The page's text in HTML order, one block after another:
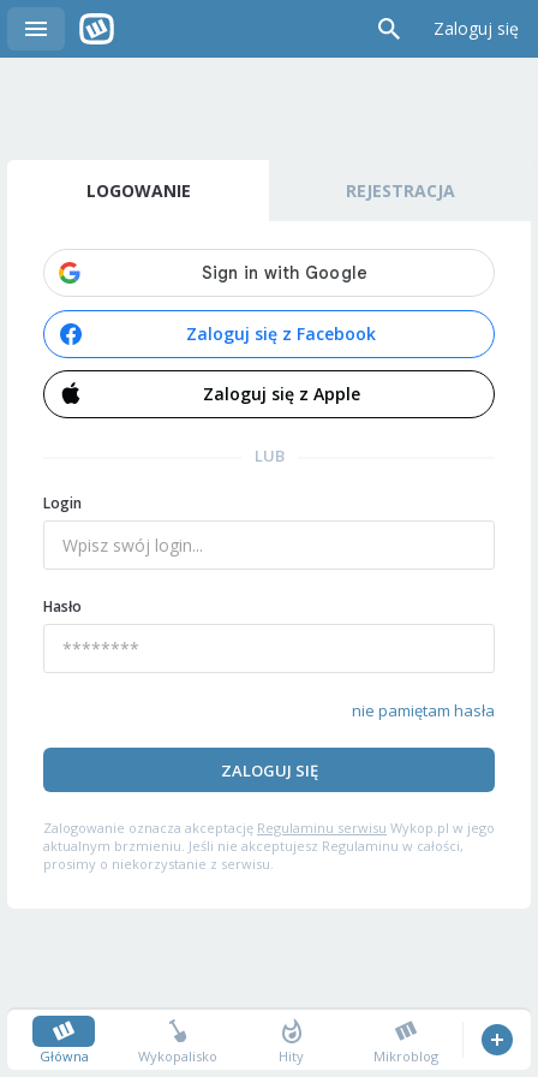
Zaloguj się
LOGOWANIE REJESTRACJA
Zaloguj się z Facebook
Zaloguj się z Apple
LUB
Login
Hasło
nie pamiętam hasła
ZALOGUJ SIĘ
Zalogowanie oznacza akceptację Regulaminu serwisu Wykop.pl w jego
aktualnym brzmieniu. Jeśli nie akceptujesz Regulaminu w całości,
prosimy o niekorzystanie z serwisu.
Główna Wykopalisko Hity Mikroblog